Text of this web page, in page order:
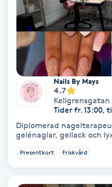
Fotsvamp
Fotvård
Fransar
Fransborttagning
Nails By Mays
4.7
Kellgrensgatan
Tider fr. 13:00,
Diplomerad
gelénaglar, gellack och
Presentkort Friskvård